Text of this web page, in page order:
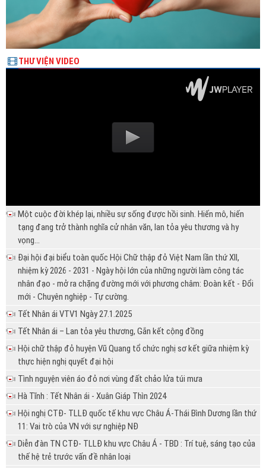
THƯ VIỆN VIDEO
Một cuộc đời khép lại, nhiều sự sống được hồi sinh. Hiến mô, hiến
tạng đang trở thành nghĩa cử nhân văn, lan tỏa yêu thương và hy
vọng...
Đại hội đại biểu toàn quốc Hội Chữ thập đỏ Việt Nam lần thứ XII,
nhiệm kỳ 2026 - 2031 - Ngày hội lớn của những người làm công tác
nhân đạo - mở ra chặng đường mới với phương châm: Đoàn kết - Đổi
mới - Chuyên nghiệp - Tự cường.
Tết Nhân ái VTV1 Ngày 27.1.2025
Tết Nhân ái – Lan tỏa yêu thương, Gắn kết cộng đồng
Hội chữ thập đỏ huyện Vũ Quang tổ chức nghị sơ kết giữa nhiệm kỳ
thực hiện nghị quyết đại hội
Tình nguyện viên áo đỏ nơi vùng đất chảo lửa túi mưa
Hà Tĩnh : Tết Nhân ái - Xuân Giáp Thìn 2024
Hội nghị CTĐ- TLLĐ quốc tế khu vực Châu Á-Thái Bình Dương lần thứ
11: Vai trò của VN với sự nghiệp NĐ
Diễn đàn TN CTĐ- TLLĐ khu vực Châu Á - TBD : Trí tuệ, sáng tạo của
thế hệ trẻ trước vấn đề nhân loại